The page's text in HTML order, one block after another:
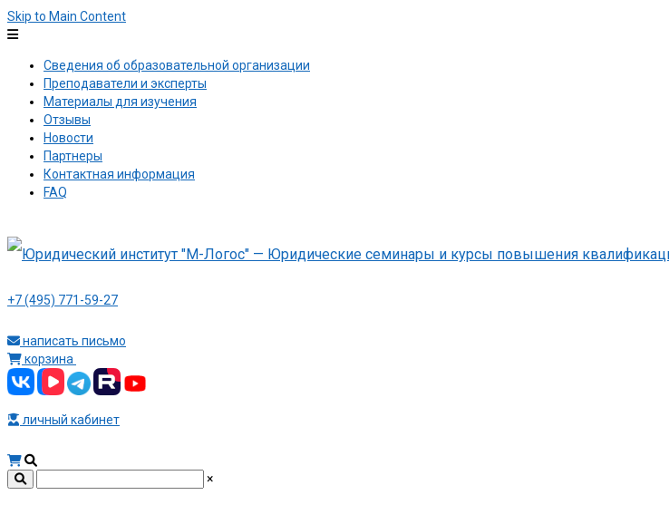
Skip to Main Content
Сведения об образовательной организации
Преподаватели и эксперты
Материалы для изучения
Отзывы
Новости
Партнеры
Контактная информация
FAQ
+7 (495) 771-59-27
написать письмо
корзина
личный кабинет
×